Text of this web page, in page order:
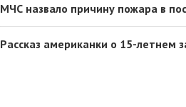
МЧС назвало причину пожара в
Рассказ американки о 15-летнем